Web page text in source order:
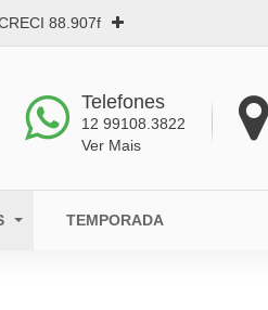
88.907f
Telefones
12 99108.3822
Ver Mais
TEMPORADA